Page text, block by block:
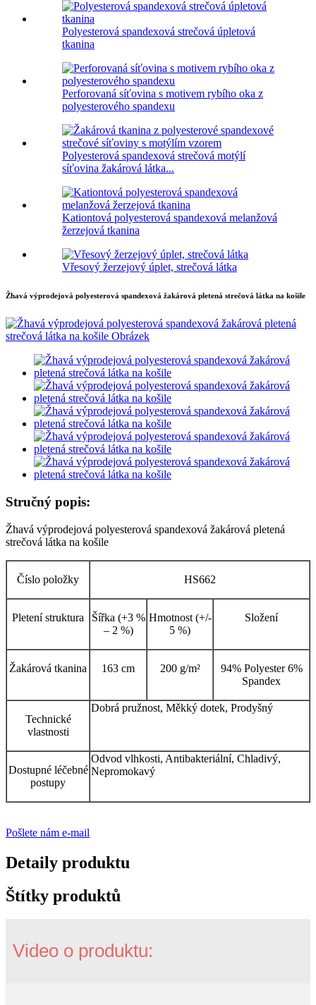
Polyesterová spandexová strečová úpletová
tkanina
Perforovaná síťovina s motivem rybího oka z
polyesterového spandexu
Polyesterová spandexová strečová motýlí
síťovina žakárová látka...
Kationtová polyesterová spandexová melanžová
žerzejová tkanina
Vřesový žerzejový úplet, strečová látka
Žhavá výprodejová polyesterová spandexová žakárová pletená strečová látka na košile
Stručný popis:
Žhavá výprodejová polyesterová spandexová žakárová pletená
strečová látka na košile
Číslo položky HS662
Pletení struktura
Šířka (+3 %
– 2 %)
Hmotnost (+/-
5 %)
Složení
Žakárová tkanina 163 cm 200 g/m²
94% Polyester 6%
Spandex
Technické
vlastnosti
Dobrá pružnost, Měkký dotek, Prodyšný
Dostupné léčebné
postupy
Odvod vlhkosti, Antibakteriální, Chladivý,
Nepromokavý
Pošlete nám e-mail
Detaily produktu
Štítky produktů
Video o produktu: